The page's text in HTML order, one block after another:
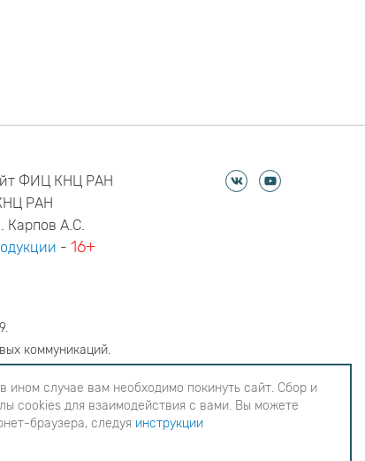
ФИЦ КНЦ РАН
РАН
Карпов А.С.
-16+
коммуникаций.
покинуть сайт. Сбор и обработка
Вы можете согласиться на
ином случае вам необходимо покинуть сайт. Сбор и
cookies для взаимодействия с вами. Вы можете
браузера, следуя инструкции